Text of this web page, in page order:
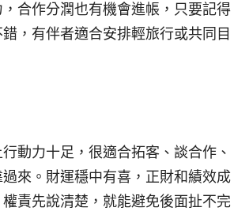
合作分潤也有機會進帳，只要記得
，有伴者適合安排輕旅行或共同目
動力十足，很適合拓客、談合作、
來。財運穩中有喜，正財和績效成
責先說清楚，就能避免後面扯不完